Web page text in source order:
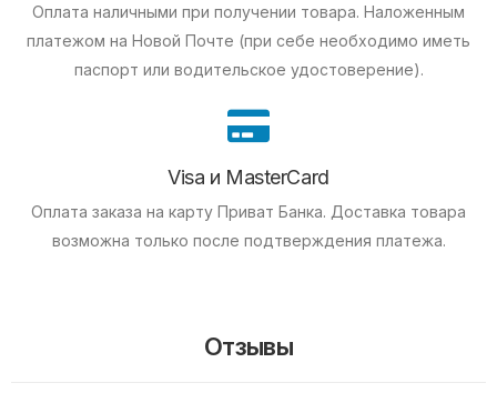
Оплата наличными при получении товара. Наложенным
платежом на Новой Почте (при себе необходимо иметь
паспорт или водительское удостоверение).
Visa и MasterCard
Оплата заказа на карту Приват Банка. Доставка товара
возможна только после подтверждения платежа.
Отзывы